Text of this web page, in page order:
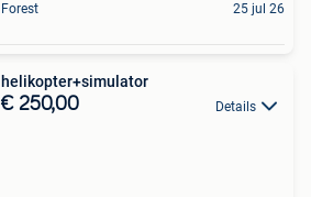
Forest 25 jul 26
helikopter+simulator
€ 250,00 Details